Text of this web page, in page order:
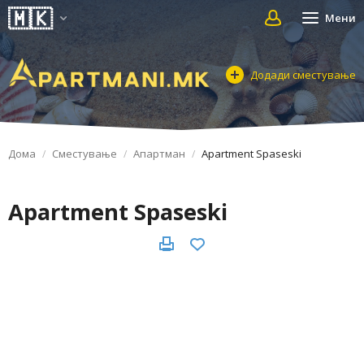
Мени
Додади сместување
Дома Сместување Апартман Apartment Spaseski
Apartment Spaseski